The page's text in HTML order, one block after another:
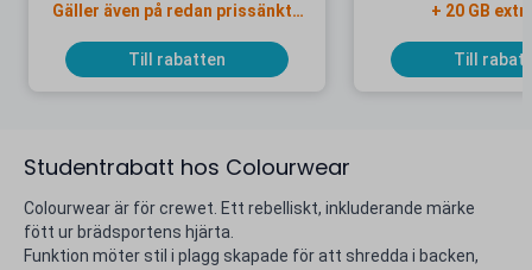
Studentrabatt hos Colourwear
Colourwear är för crewet. Ett rebelliskt, inkluderande märke
fött ur brädsportens hjärta.
Funktion möter stil i plagg skapade för att shredda i backen,
Gäller även på redan prissänkta
Till rabatten
+ 20 GB
Till